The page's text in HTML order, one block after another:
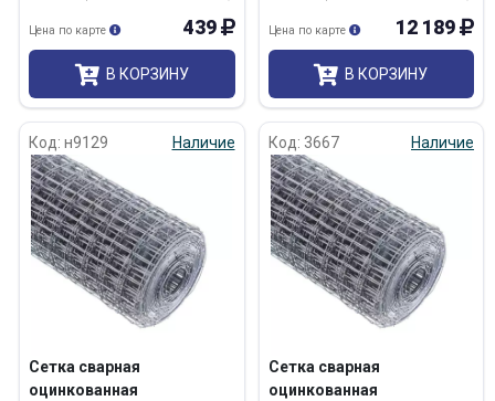
439
Цена по карте
В КОРЗИНУ
12 189
Цена по карте
В КОРЗИНУ
Код: н9129 Наличие
Сетка сварная
оцинкованная
Код: 3667 Наличие
Сетка сварная
оцинкованная